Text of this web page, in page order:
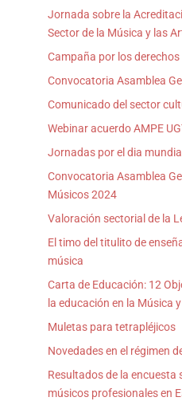
Jornada sobre la
Sector de la Música y las
Campaña por los
Convocatoria Asamblea
Comunicado del sector
Webinar acuerdo AMPE
Jornadas por el dia
Convocatoria Asamblea
Músicos 2024
Valoración sectorial de la
El timo del titulito de
música
Carta de Educación: 12
la educación en la Música
Muletas para tetrapléjicos
Novedades en el régimen
Resultados de la encuesta
músicos profesionales en